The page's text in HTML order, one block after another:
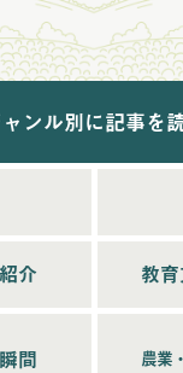
(5)
(5)
(6)
(6)
(4)
ンル別に記事を
介 教
間
農業